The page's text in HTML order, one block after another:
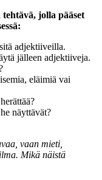
jolla pääset
adjektiiveilla.
jälleen adjektiiveja.
eläimiä vai
näyttävät?
vaan mieti,
Mikä näistä